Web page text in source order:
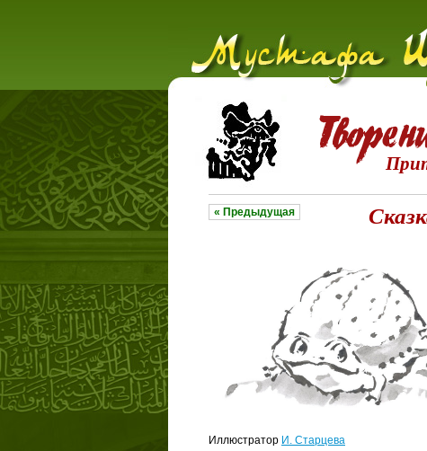
« Предыдущая
Иллюстратор И. Старцева